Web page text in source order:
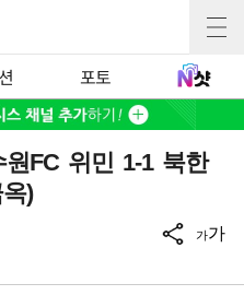
포토
FC 위민 1-1 북한
)
가가